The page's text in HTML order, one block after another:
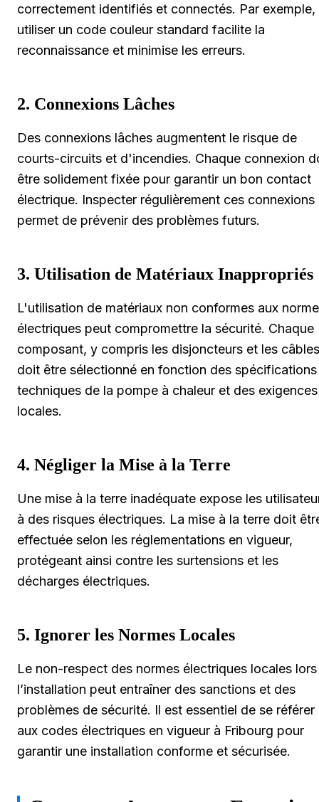
correctement identifiés et connectés. Par exemple,
utiliser un code couleur standard facilite la
reconnaissance et minimise les erreurs.
2. Connexions Lâches
Des connexions lâches augmentent le risque de
courts-circuits et d'incendies. Chaque connexion
être solidement fixée pour garantir un bon contact
électrique. Inspecter régulièrement ces connexions
permet de prévenir des problèmes futurs.
3. Utilisation de Matériaux Inappropriés
L'utilisation de matériaux non conformes aux
électriques peut compromettre la sécurité. Chaque
composant, y compris les disjoncteurs et les
doit être sélectionné en fonction des spécifications
techniques de la pompe à chaleur et des exigences
locales.
4. Négliger la Mise à la Terre
Une mise à la terre inadéquate expose les
à des risques électriques. La mise à la terre doit
effectuée selon les réglementations en vigueur,
protégeant ainsi contre les surtensions et les
décharges électriques.
5. Ignorer les Normes Locales
Le non-respect des normes électriques locales
l’installation peut entraîner des sanctions et des
problèmes de sécurité. Il est essentiel de se référer
aux codes électriques en vigueur à Fribourg pour
garantir une installation conforme et sécurisée.